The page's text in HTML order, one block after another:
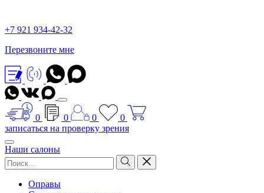
+7 921 934-42-32
Перезвоните мне
0 0 0
0
записаться на проверку зрения
Наши салоны
Оправы